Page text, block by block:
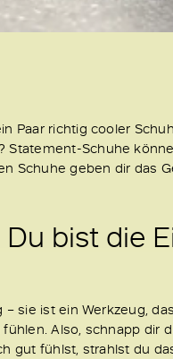
Paar richtig cooler
Statement-Schuhe
Schuhe geben dir das
bist die
sie ist ein Werkzeug,
Also, schnapp dir
gut fühlst, strahlst du